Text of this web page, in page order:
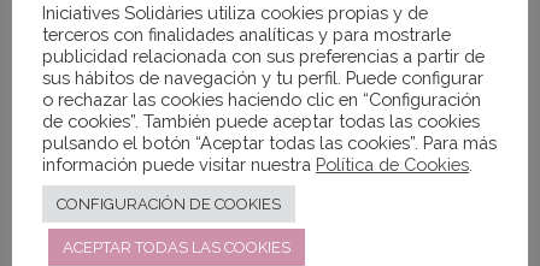
Llegamos al final del curso en el
Programa de Formación Básica
para Jóvenes y un momento clave
son las pruebas...
Iniciatives Solidàries utiliza cookies propias y de
terceros con finalidades analíticas y para mostrarle
publicidad relacionada con sus preferencias a partir de
sus hábitos de navegación y tu perfil. Puede configurar
o rechazar las cookies haciendo clic en “Configuración
de cookies”. También puede aceptar todas las cookies
pulsando el botón “Aceptar todas las cookies”. Para más
información puede visitar nuestra Política de Cookies
CONFIGURACIÓN DE COOKIES
ACEPTAR TODAS LAS COOKIES